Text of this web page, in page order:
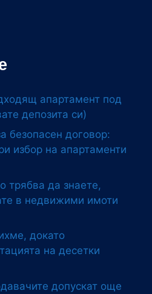
апартамент под
депозита си)
безопасен договор:
избор на апартаменти
трябва да знаете,
в недвижими имоти
докато
на десетки
допускат още